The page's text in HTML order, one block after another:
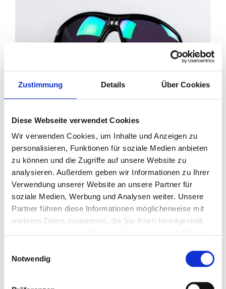
Zustimmung Details Über Cookies
Diese Webseite verwendet Cookies
Wir verwenden Cookies, um Inhalte und Anzeigen zu
personalisieren, Funktionen für soziale Medien anbieten
zu können und die Zugriffe auf unsere Website zu
analysieren. Außerdem geben wir Informationen zu Ihrer
Verwendung unserer Website an unsere Partner für
soziale Medien, Werbung und Analysen weiter. Unsere
Partner führen diese Informationen möglicherweise mit
weiteren Daten zusammen, die Sie ihnen bereitgestellt
Notwendig
Ihr Partner für optimales
Sehen in Cuxhaven
Als erster Ansprechpartner für das gute Sehen sind wir
anatomisch und ästhetisch perfekt auf Ihre
individuellen Wünsche und Bedürfnisse angepasste
Sehhilfe kümmern. Wir sind auch oft die Ersten, die